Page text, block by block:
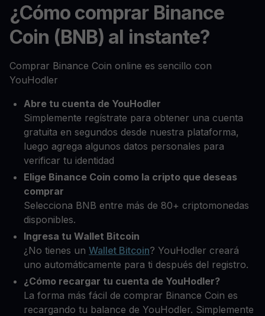
¿Cómo comprar Binance
Coin (BNB) al instante?
Comprar Binance Coin online es sencillo con
YouHodler
Abre tu cuenta de YouHodler
Simplemente regístrate para obtener una cuenta
gratuita en segundos desde nuestra plataforma,
luego agrega algunos datos personales para
verificar tu identidad
Elige Binance Coin como la cripto que deseas
comprar
Selecciona BNB entre más de 80+ criptomonedas
disponibles.
Ingresa tu Wallet Bitcoin
¿No tienes un Wallet Bitcoin? YouHodler creará
uno automáticamente para ti después del registro.
¿Cómo recargar tu cuenta de YouHodler?
La forma más fácil de comprar Binance Coin es
recargando tu balance de YouHodler. Simplemente